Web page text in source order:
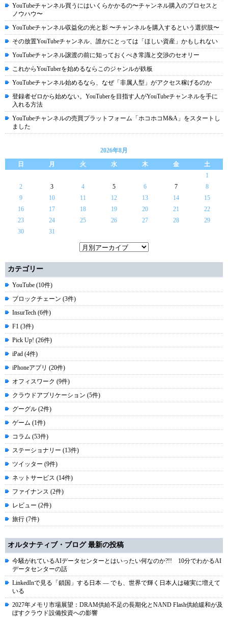
YouTubeチャンネル買うにはいくらかかるの〜チャンネル購入のプロセスと
ノウハウ〜
YouTubeチャンネル収益化の光と影 〜チャンネルを購入するという選択肢〜
その放置YouTubeチャンネル、誰かにとっては「ほしい資産」かもしれない
YouTubeチャンネル譲渡の前に知っておくべき常識と交渉のセオリー
これからYouTuberを始めるならこのジャンルが鉄板
YouTubeチャンネル始めるなら、なぜ「非属人型」がアクセス稼げるのか
登録者ゼロから始めない。YouTuberを目指す人がYouTubeチャンネルを手に
入れる方法
YouTubeチャンネルの売買プラットフォーム「ホコホコM&A」をスタートし
ました
2026年8月
日
月 火 水 木 金
土
1
2
3 4 5 6 7
8
9
10 11 12 13 14
15
16
17 18 19 20 21
22
23
24 25 26 27 28
29
30
31
カテゴリー
YouTube (10件)
ブロックチェーン (3件)
InsurTech (6件)
F1 (3件)
Pick Up! (26件)
iPad (4件)
iPhoneアプリ (20件)
オフィスワーク (9件)
クラウドアプリケーション (5件)
グーグル (2件)
ゲーム (1件)
コラム (53件)
ステーショナリー (13件)
ツイッター (9件)
ネットサービス (14件)
ファイナンス (2件)
レビュー (2件)
旅行 (7件)
オルタナティブ・ブログ 最新の投稿
今騒がれているAIデータセンターとはいったい何なのか?!! 10分でわかるAI
データセンターの話
LinkedInで見る「鎖国」する日本 ― でも、世界で輝く日本人は確実に増えて
いる
2027年メモリ市場展望：DRAM供給不足の長期化とNAND Flash供給緩和が及
ぼすクラウド設備投資への影響